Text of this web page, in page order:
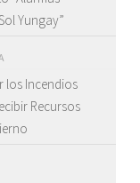
Yungay”
los Incendios
Recursos